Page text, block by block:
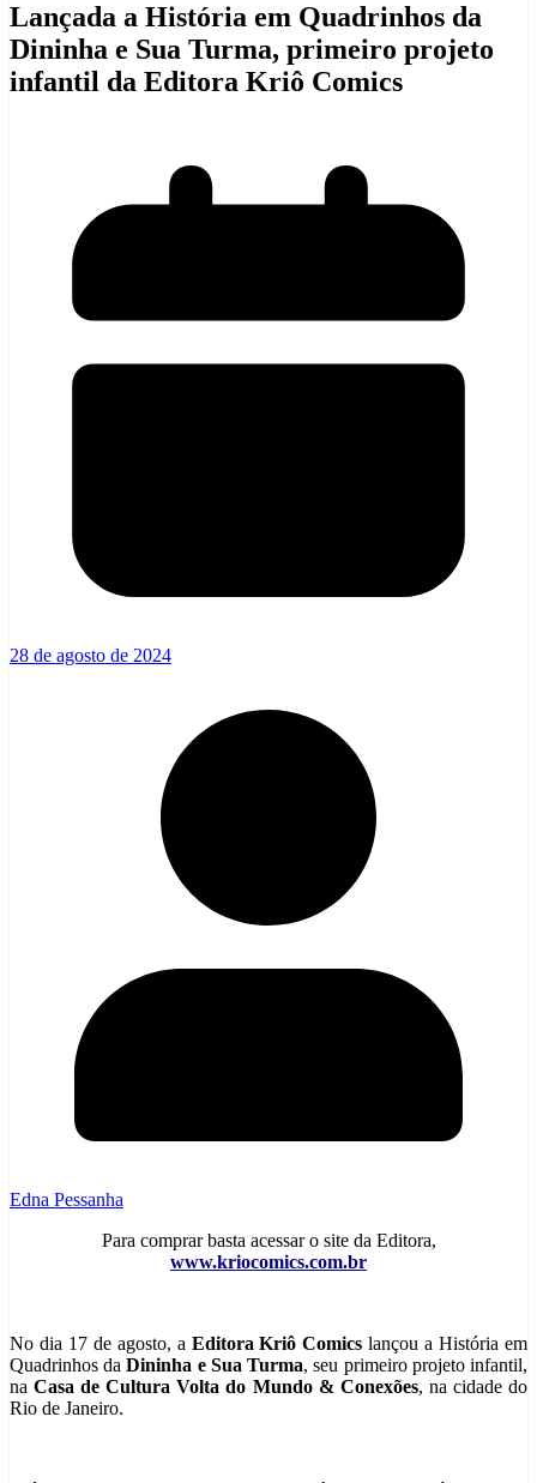
Lançada a História em Quadrinhos da
Dininha e Sua Turma, primeiro projeto
infantil da Editora Kriô Comics
28 de agosto de 2024
Edna Pessanha
Para comprar basta acessar o site da Editora,
www.kriocomics.com.br
No dia 17 de agosto, a Editora Kriô Comics lançou a História em
Quadrinhos daDininha e Sua Turma, seu primeiro projeto infantil,
naCasa de Cultura Volta do Mundo & Conexões, na cidade do
Rio de Janeiro.